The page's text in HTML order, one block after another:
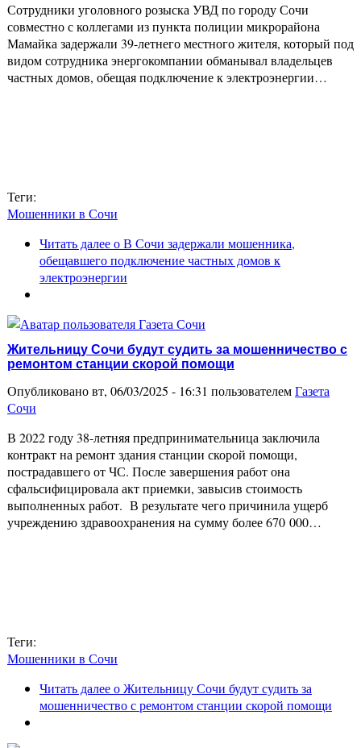
Сотрудники уголовного розыска УВД по городу Сочи
совместно с коллегами из пункта полиции микрорайона
Мамайка задержали 39-летнего местного жителя, который под
видом сотрудника энергокомпании обманывал владельцев
частных домов, обещая подключение к электроэнергии…
Теги:
Мошенники в Сочи
Читать далеео В Сочи задержали мошенника,
обещавшего подключение частных домов к
электроэнергии
Жительницу Сочи будут судить за мошенничество с
ремонтом станции скорой помощи
Опубликовано вт, 06/03/2025 - 16:31 пользователемГазета
Сочи
В 2022 году 38-летняя предпринимательница заключила
контракт на ремонт здания станции скорой помощи,
пострадавшего от ЧС. После завершения работ она
сфальсифицировала акт приемки, завысив стоимость
выполненных работ. В результате чего причинила ущерб
учреждению здравоохранения на сумму более 670 000…
Теги:
Мошенники в Сочи
Читать далеео Жительницу Сочи будут судить за
мошенничество с ремонтом станции скорой помощи